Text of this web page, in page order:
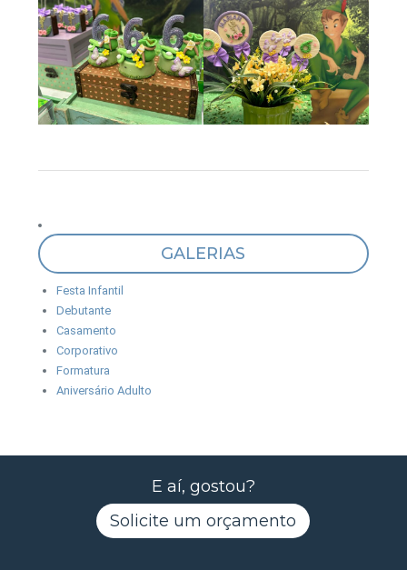
GALERIAS
Festa Infantil
Debutante
Casamento
Corporativo
Formatura
Aniversário Adulto
E aí, gostou?
Solicite um orçamento